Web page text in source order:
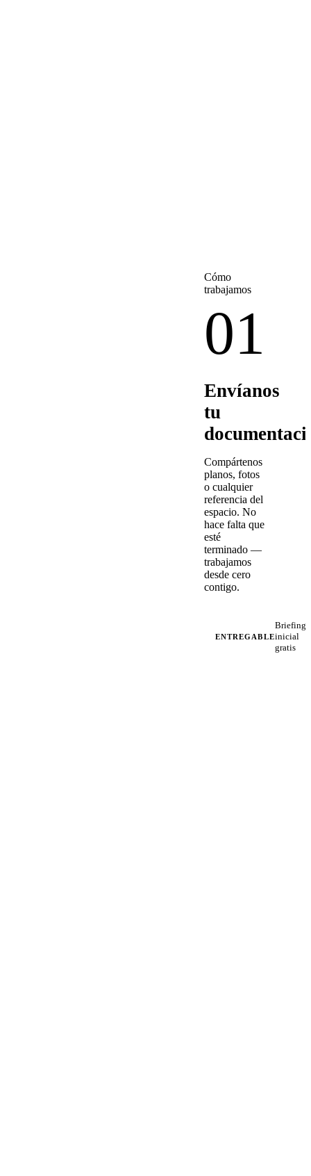
Cómo
trabajamos
01
Envíanos
tu
Compártenos
planos, fotos
o cualquier
referencia del
espacio. No
hace falta que
esté
terminado —
trabajamos
desde cero
contigo.
ENTREGABLE
Briefing
inicial
gratis